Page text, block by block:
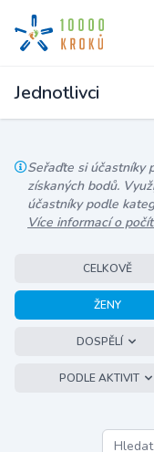
Jednotlivci
Seřaďte si účastníky
získaných bodů.
účastníky podle
Více informací o
CELKOVĚ
ŽENY
DOSPĚLÍ
PODLE AKTIVIT